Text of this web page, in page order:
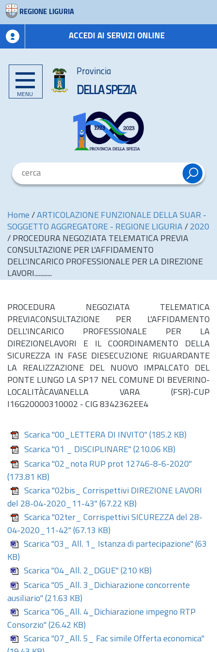
REGIONE LIGURIA
ACCEDI AI SERVIZI ONLINE
MENU
Provincia
DELLA SPEZIA
Home / ARTICOLAZIONE FUNZIONALE DELLA SUAR -
SOGGETTO AGGREGATORE - REGIONE LIGURIA / 2020
/ PROCEDURA NEGOZIATA TELEMATICA PREVIA
CONSULTAZIONE PER L'AFFIDAMENTO
DELL'INCARICO PROFESSIONALE PER LA DIREZIONE
LAVORI............
PROCEDURA NEGOZIATA TELEMATICA
PREVIACONSULTAZIONE PER L'AFFIDAMENTO
DELL'INCARICO PROFESSIONALE PER LA
DIREZIONELAVORI E IL COORDINAMENTO DELLA
SICUREZZA IN FASE DIESECUZIONE RIGUARDANTE
LA REALIZZAZIONE DEL NUOVO IMPALCATO DEL
PONTE LUNGO LA SP17 NEL COMUNE DI BEVERINO-
LOCALITÀCAVANELLA VARA (FSR)-CUP
I16G20000310002 - CIG 8342362EE4
Scarica "00_LETTERA DI INVITO" (185.2 KB)
Scarica "01 _ DISCIPLINARE" (210.06 KB)
Scarica "02_nota RUP prot 12746-8-6-2020"
(173.81 KB)
Scarica "02bis_ Corrispettivi DIREZIONE LAVORI
del 28-04-2020_11-43" (67.22 KB)
Scarica "02ter_ Corrispettivi SICUREZZA del 28-
04-2020_11-42" (67.13 KB)
Scarica "03_ All. 1_ Istanza di partecipazione" (63
KB)
Scarica "04_All. 2_DGUE" (210 KB)
Scarica "05_All. 3_Dichiarazione concorrente
ausiliario" (21.63 KB)
Scarica "06_All. 4_Dichiarazione impegno RTP
Consorzio" (26.42 KB)
Scarica "07_All. 5_ Fac simile Offerta economica"